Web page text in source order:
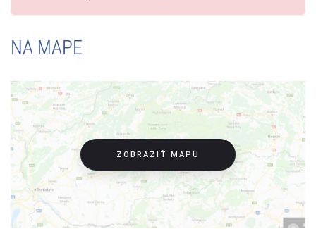
NA MAPE
ZOBRAZIŤ MAPU